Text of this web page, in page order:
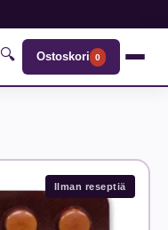
🔍 Ostoskori 0
Ilman reseptiä